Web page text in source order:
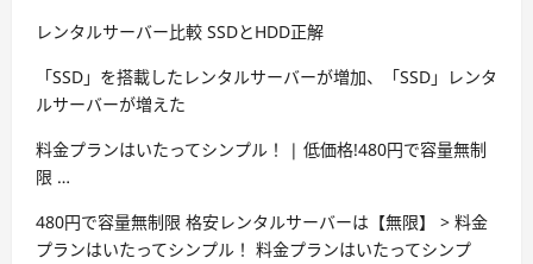
レンタルサーバー比較 SSDとHDD正解
「SSD」を搭載したレンタルサーバーが増加、「SSD」レンタ
ルサーバーが増えた
料金プランはいたってシンプル！ | 低価格!480円で容量無制
限 …
480円で容量無制限 格安レンタルサーバーは【無限】 > 料金
プランはいたってシンプル！ 料金プランはいたってシンプ